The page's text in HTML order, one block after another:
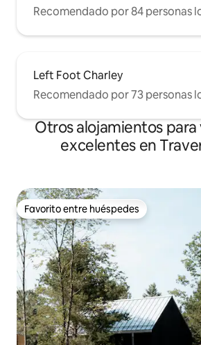
Recomendado por 84 personas
Left Foot Charley
Recomendado por 73 personas
Otros alojamientos
excelentes en
Favorito entre huéspedes
Favorito entre huéspedes